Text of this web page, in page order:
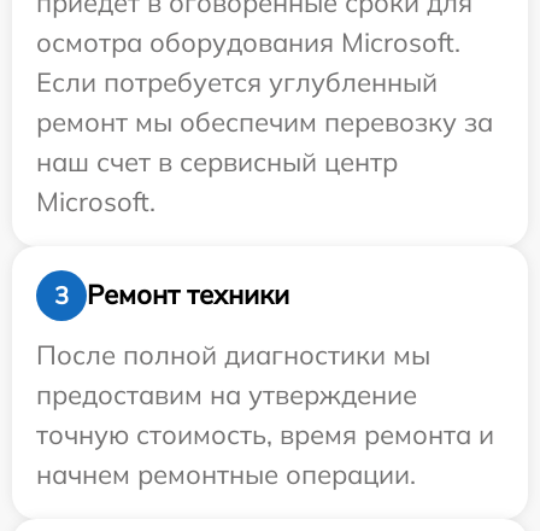
осмотра оборудования Microsoft.
Если потребуется углубленный
ремонт мы обеспечим перевозку за
наш счет в сервисный центр
Microsoft.
3
Ремонт техники
После полной диагностики мы
предоставим на утверждение
точную стоимость, время ремонта и
начнем ремонтные операции.